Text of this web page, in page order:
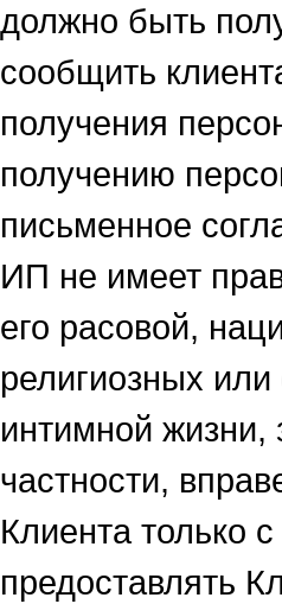
должно быть
сообщить
получения
получению
письменное
ИП не имеет
его расовой,
религиозных
интимной жизни,
частности,
Клиента только
предоставлять